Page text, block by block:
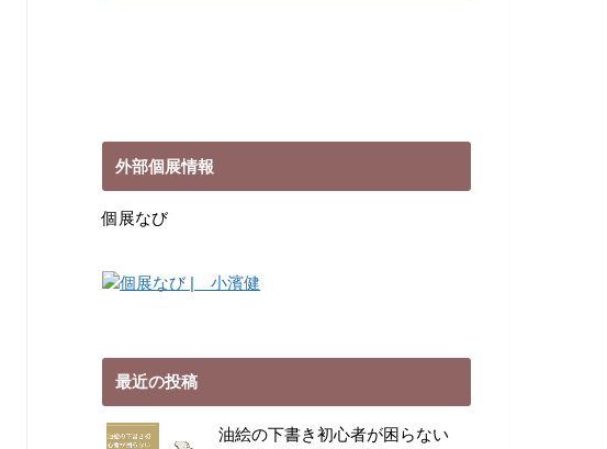
外部個展情報
個展なび
最近の投稿
油絵の下書き初心者が困らない